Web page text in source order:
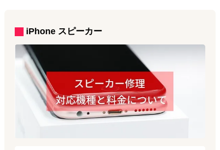
iPhone スピーカー